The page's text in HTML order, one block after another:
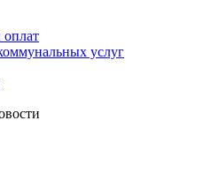
услуг